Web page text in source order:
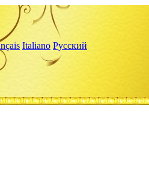
Italiano Русский